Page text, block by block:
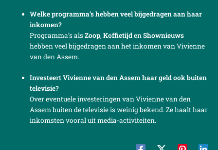
Welke programma’s hebben veel bijgedragen aan haar
inkomen?
Programma’s alsZoop,KoffietijdenShownieuws
hebben veel bijgedragen aan het inkomen van Vivienne
van den Assem.
Investeert Vivienne van den Assem haar geld ook buiten
televisie?
Over eventuele investeringen van Vivienne van den
Assem buiten de televisie is weinig bekend. Ze haalt haar
inkomsten vooral uit media-activiteiten.